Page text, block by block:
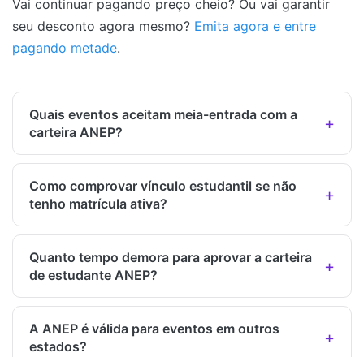
Vai continuar pagando preço cheio? Ou vai garantir
seu desconto agora mesmo? Emita agora e entre
pagando metade.
Quais eventos aceitam meia-entrada com a
carteira ANEP?
Como comprovar vínculo estudantil se não
tenho matrícula ativa?
Quanto tempo demora para aprovar a carteira
de estudante ANEP?
A ANEP é válida para eventos em outros
estados?